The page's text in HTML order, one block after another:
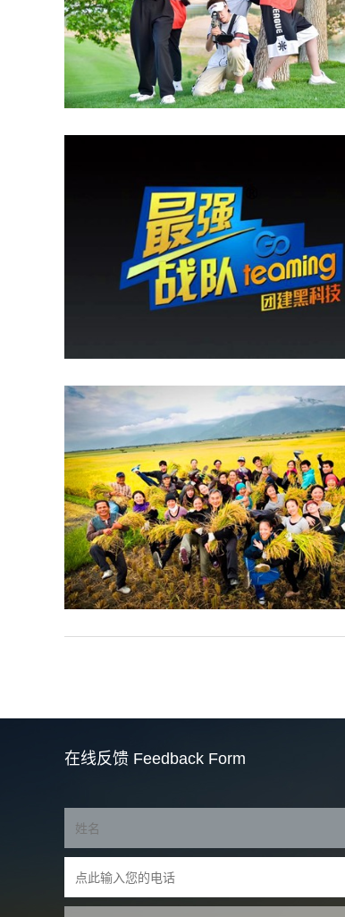
在线反馈 Feedback Form